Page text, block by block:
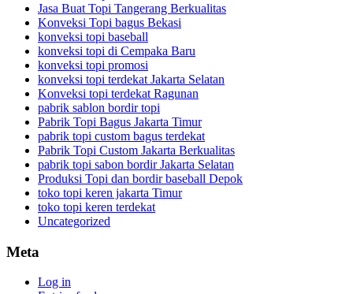
Jasa Buat Topi Tangerang Berkualitas
Konveksi Topi bagus Bekasi
konveksi topi baseball
konveksi topi di Cempaka Baru
konveksi topi promosi
konveksi topi terdekat Jakarta Selatan
Konveksi topi terdekat Ragunan
pabrik sablon bordir topi
Pabrik Topi Bagus Jakarta Timur
pabrik topi custom bagus terdekat
Pabrik Topi Custom Jakarta Berkualitas
pabrik topi sabon bordir Jakarta Selatan
Produksi Topi dan bordir baseball Depok
toko topi keren jakarta Timur
toko topi keren terdekat
Uncategorized
Meta
Log in